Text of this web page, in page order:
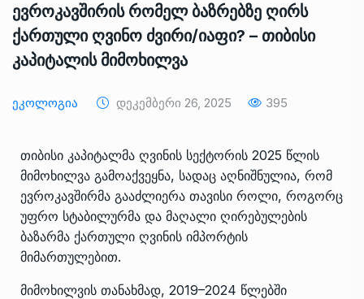
ევროკავშირის რომელ ბაზრებზე ღირს
ქართული ღვინო ძვირი/იაფი? – თიბისი
კაპიტალის მიმოხილვა
Ეკოლოგია Დეკემბერი 26, 2025 395
თიბისი კაპიტალმა ღვინის სექტორის 2025 წლის
მიმოხილვა გამოაქვეყნა, სადაც აღნიშნულია, რომ
ევროკავშირმა გააძლიერა თავისი როლი, როგორც
უფრო სტაბილურმა და მაღალი ღირებულების
ბაზარმა ქართული ღვინის იმპორტის
მიმართულებით.
მიმოხილვის თანახმად, 2019–2024 წლებში